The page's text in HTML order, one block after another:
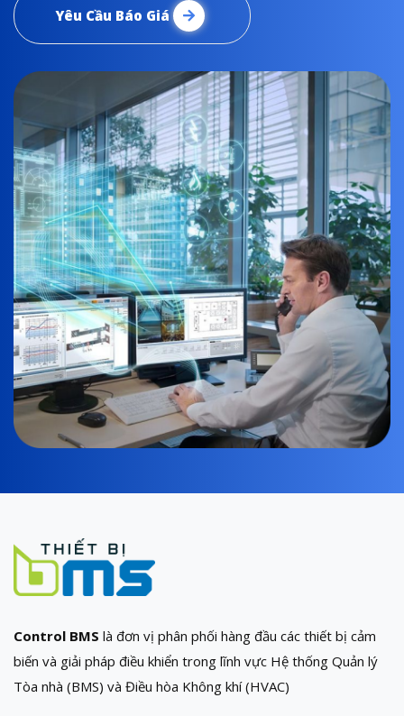
Yêu Cầu Báo Giá
Control BMS là đơn vị phân phối hàng đầu các thiết bị cảm
biến và giải pháp điều khiển trong lĩnh vực Hệ thống Quản lý
Tòa nhà (BMS) và Điều hòa Không khí (HVAC)